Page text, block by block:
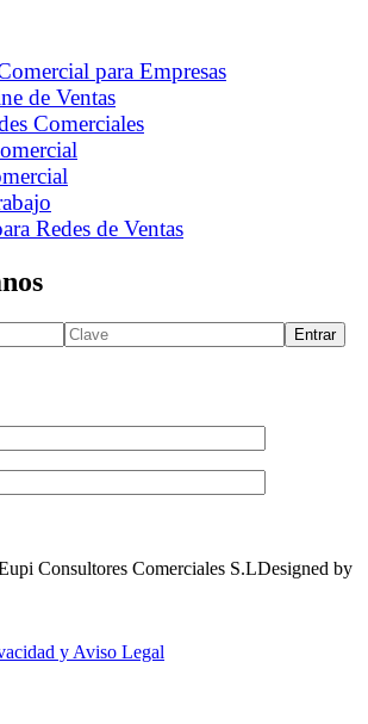
para Empresas
de Ventas
Comerciales
Redes de Ventas
Entrar
Consultores Comerciales S.LDesigned by
y Aviso Legal